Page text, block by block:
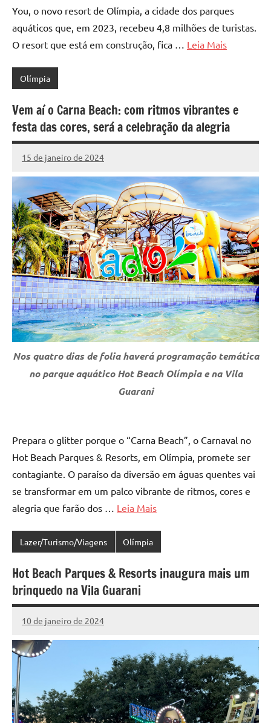
You, o novo resort de Olímpia, a cidade dos parques
aquáticos que, em 2023, recebeu 4,8 milhões de turistas.
O resort que está em construção, fica … Leia Mais
Olímpia
Vem aí o Carna Beach: com ritmos vibrantes e
festa das cores, será a celebração da alegria
15 de janeiro de 2024
Marcelo
Fachin
Nos quatro dias de folia haverá programação temática
no parque aquático Hot Beach Olímpia e na Vila
Guarani
Prepara o glitter porque o “Carna Beach”, o Carnaval no
Hot Beach Parques & Resorts, em Olímpia, promete ser
contagiante. O paraíso da diversão em águas quentes vai
se transformar em um palco vibrante de ritmos, cores e
alegria que farão dos … Leia Mais
Lazer/Turismo/Viagens Olímpia
Hot Beach Parques & Resorts inaugura mais um
brinquedo na Vila Guarani
10 de janeiro de 2024
Marcelo
Fachin